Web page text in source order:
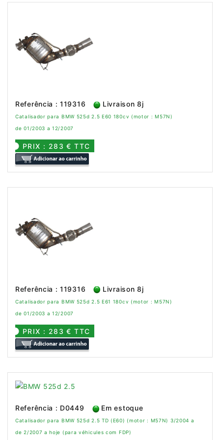
Referência : 119316 Livraison 8j
Catalisador para BMW 525d 2.5 E60 180cv (motor : M57N)
de 01/2003 a 12/2007
PRIX : 283 € TTC
Referência : 119316 Livraison 8j
Catalisador para BMW 525d 2.5 E61 180cv (motor : M57N)
de 01/2003 a 12/2007
PRIX : 283 € TTC
Referência : D0449 Em estoque
Catalisador para BMW 525d 2.5 TD (E60) (motor : M57N) 3/2004 a
de 2/2007 a hoje (para véhicules com FDP)